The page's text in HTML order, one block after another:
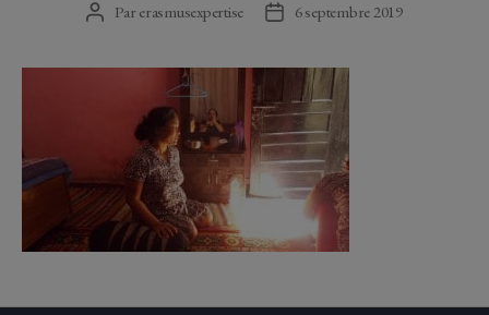
Auteur
Parerasmusexpertise
Date6 septembre 2019